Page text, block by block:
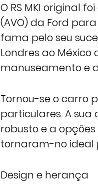
O RS MKI original
(AVO) da Ford
fama pelo seu
Londres ao México
manuseamento e
Tornou-se o carro
particulares. A
robusto e a
tornaram-no ideal
Design e herança